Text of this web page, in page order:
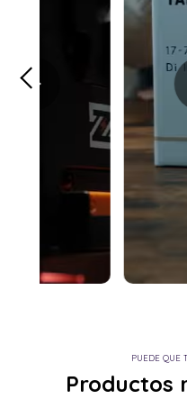
PUEDE QUE
Productos